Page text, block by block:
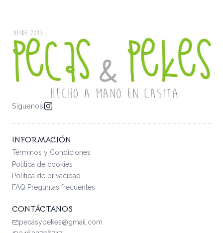
Síguenos
INFORMACIÓN
Términos y Condiciones
Politica de cookies
Política de privacidad
FAQ Preguntas frecuentes
CONTÁCTANOS
pecasypekes@gmail.com